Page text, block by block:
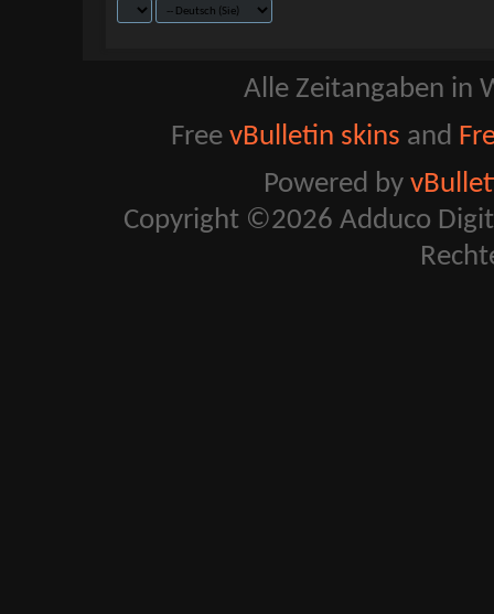
Alle Zeitangaben in
Free vBulletin skins and
Powered by
Copyright ©2026 Adduco